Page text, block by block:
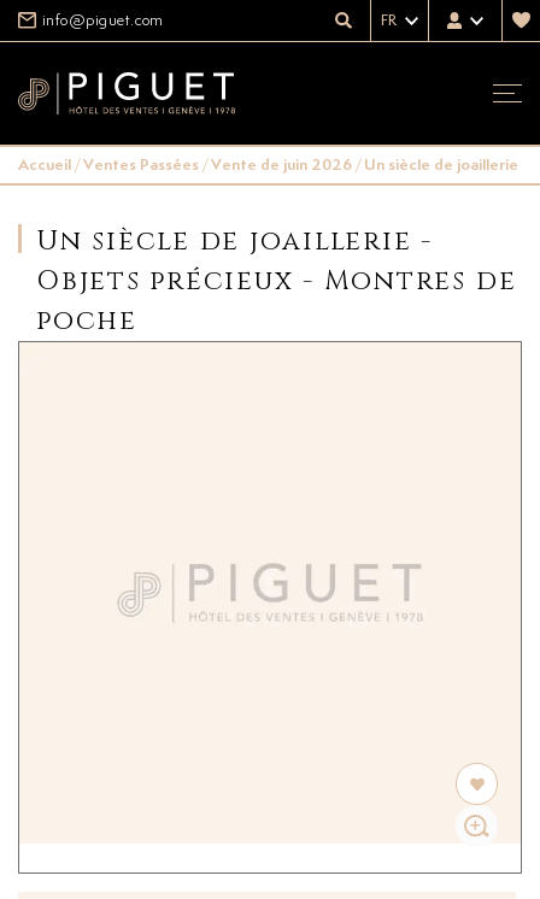
info@piguet.com FR
Accueil/Ventes Passées/Vente de juin 2026/Un siècle de joaillerie -
Un siècle de joaillerie -
Objets précieux - Montres de
poche